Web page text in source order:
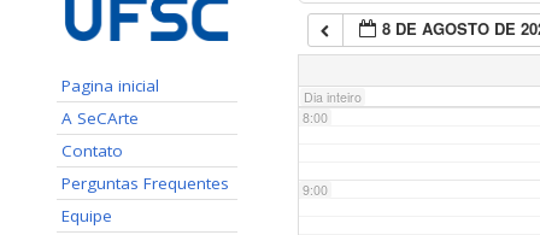
Pagina inicial
A SeCArte
Contato
Perguntas Frequentes
Equipe
8 DE AGOSTO DE
Dia inteiro
7:00
8:00
9:00